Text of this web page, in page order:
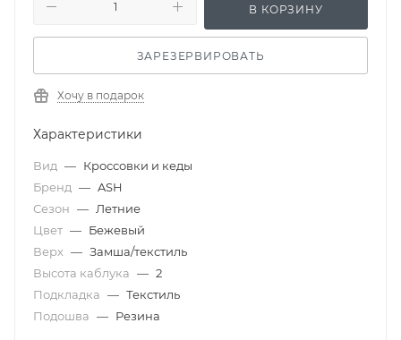
В КОРЗИНУ
ЗАРЕЗЕРВИРОВАТЬ
Хочу в подарок
Характеристики
Вид — Кроссовки и кеды
Бренд — ASH
Сезон — Летние
Цвет — Бежевый
Верх — Замша/текстиль
Высота каблука — 2
Подкладка — Текстиль
Подошва — Резина